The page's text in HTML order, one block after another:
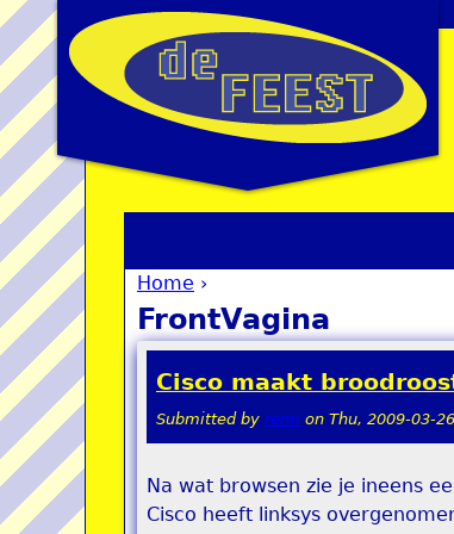
You are here
Home ›
FrontVagina
Cisco maakt
Submitted by remi on Thu, 2009-03-
Na wat browsen zie je ineens
Cisco heeft linksys